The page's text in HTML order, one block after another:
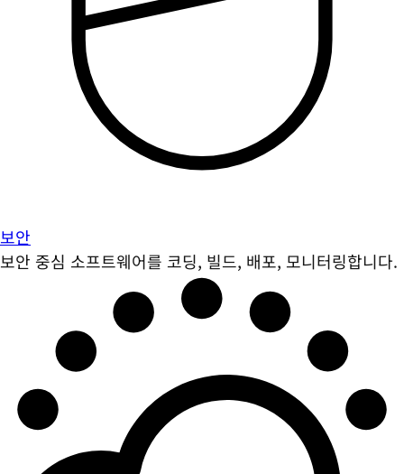
보안
보안 중심 소프트웨어를 코딩, 빌드, 배포, 모니터링합니다.